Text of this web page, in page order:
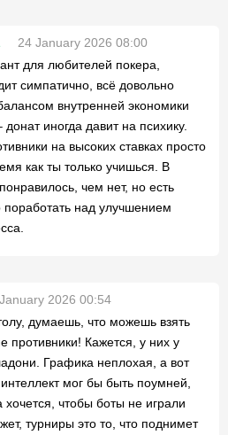
24 January 2026 08:00
для любителей покера,
симпатично, всё довольно
внутренней экономики
иногда давит на психику.
на высоких ставках просто
как ты только учишься. В
чем нет, но есть
над улучшением
2026 00:54
думаешь, что можешь взять
противники! Кажется, у них у
Графика неплохая, а вот
мог бы быть поумней,
хочется, чтобы боты не играли
турниры это то, что поднимет